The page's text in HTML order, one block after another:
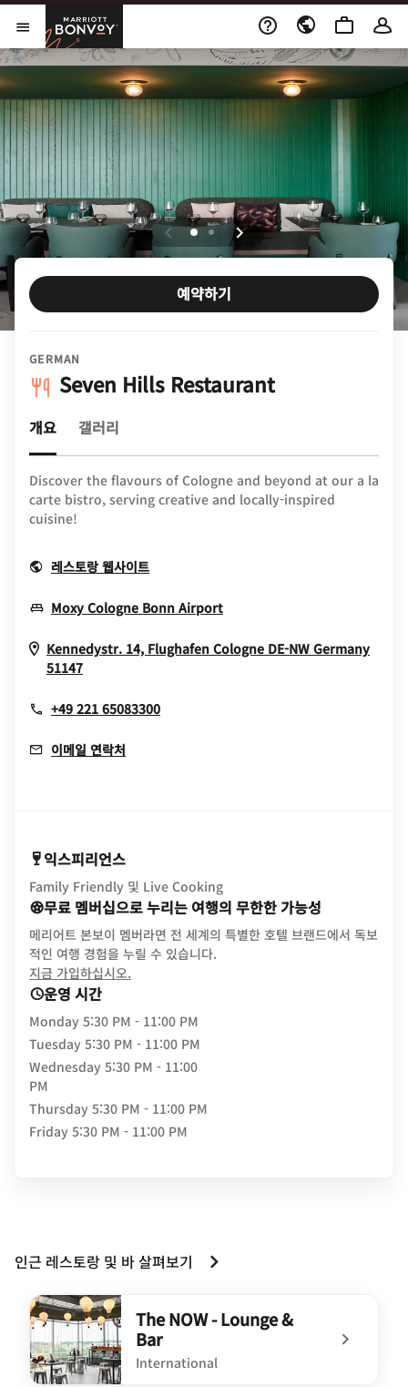
Skip to Content
메뉴 열기
Marriott Bonvoy
GERMAN
Seven Hills Restaurant
예약하기
개요 갤러리
Discover the flavours of Cologne and beyond at our a la
carte bistro, serving creative and locally-inspired
cuisine!
레스토랑 웹사이트Opens In New Window
Moxy Cologne Bonn AirportOpens In New Window
Kennedystr. 14, Flughafen Cologne DE-NW Germany
51147Opens In New Window
+49 221 65083300
이메일 연락처
익스피리언스
Family Friendly 및 Live Cooking
무료 멤버십으로 누리는 여행의 무한한 가능성
메리어트 본보이 멤버라면 전 세계의 특별한 호텔 브랜드에서 독보
적인 여행 경험을 누릴 수 있습니다.
지금 가입하십시오.
운영 시간
Monday 5:30 PM - 11:00 PM
Tuesday 5:30 PM - 11:00 PM
Wednesday 5:30 PM - 11:00
PM
Thursday 5:30 PM - 11:00 PM
Friday 5:30 PM - 11:00 PM
인근 레스토랑 및 바 살펴보기
The NOW - Lounge &
Bar
International